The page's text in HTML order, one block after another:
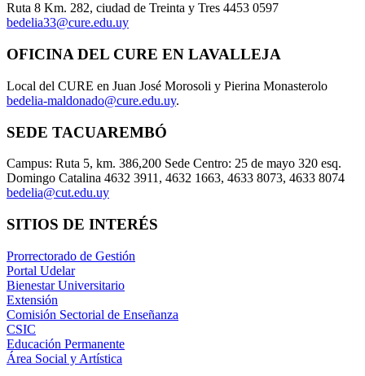
Ruta 8 Km. 282, ciudad de Treinta y Tres 4453 0597
bedelia33@cure.edu.uy
OFICINA DEL CURE EN LAVALLEJA
Local del CURE en Juan José Morosoli y Pierina Monasterolo
bedelia-maldonado@cure.edu.uy.
SEDE TACUAREMBÓ
Campus: Ruta 5, km. 386,200 Sede Centro: 25 de mayo 320 esq.
Domingo Catalina 4632 3911, 4632 1663, 4633 8073, 4633 8074
bedelia@cut.edu.uy
SITIOS DE INTERÉS
Prorrectorado de Gestión
Portal Udelar
Bienestar Universitario
Extensión
Comisión Sectorial de Enseñanza
CSIC
Educación Permanente
Área Social y Artística